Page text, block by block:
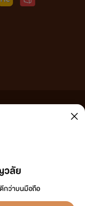
วลัย
กว่าบนมือถือ
น ดังนั้นผู้อ่านทุกท่านโปรดใช้
ดๆ ที่ขัดต่อกฎหมายและศีลธรรม
รในทันที ทั้งนี้ ทางเว็บไซต์ขอสงวน